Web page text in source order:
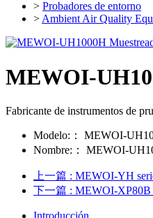
> Probadores de entorno
> Ambient Air Quality
MEWOI-
Fabricante de instrumentos de
Modelo:：
MEWOI-
Nombre:：
MEWOI-
上一篇 : MEWOI-YH
下一篇 : MEWOI-XP80B